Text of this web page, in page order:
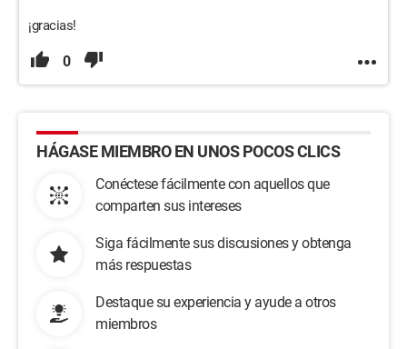
¡gracias!
0
HÁGASE MIEMBRO EN UNOS POCOS CLICS
Conéctese fácilmente con aquellos que
comparten sus intereses
Siga fácilmente sus discusiones y obtenga
más respuestas
Destaque su experiencia y ayude a otros
miembros